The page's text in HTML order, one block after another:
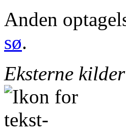
Anden
sø.
Eksterne